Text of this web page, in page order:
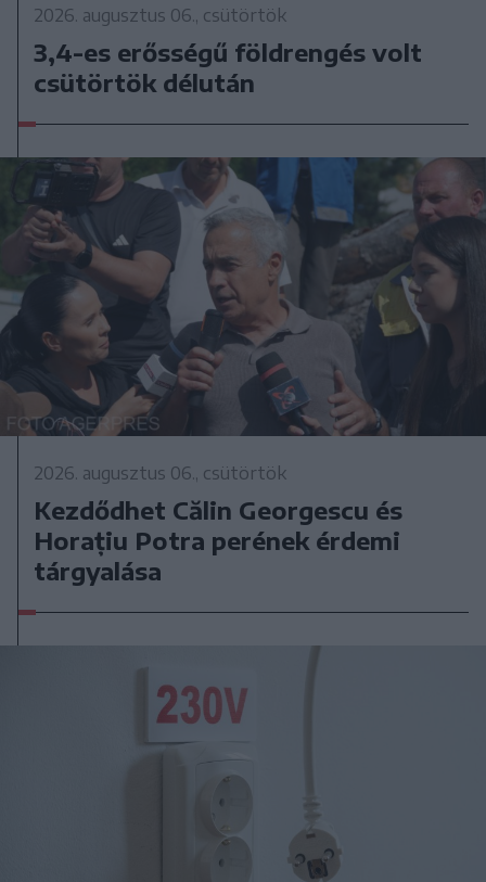
2026. augusztus 06., csütörtök
3,4-es erősségű földrengés volt
csütörtök délután
2026. augusztus 06., csütörtök
Kezdődhet Călin Georgescu és
Horațiu Potra perének érdemi
tárgyalása